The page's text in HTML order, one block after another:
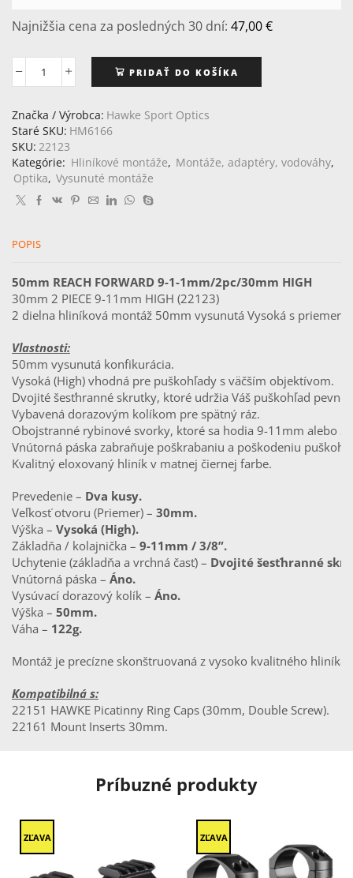
Najnižšia cena za posledných 30 dní: 47,00€
množstvo
50mm
Reach
Forward
9-
11mm
/2pc/
30mm
PRIDAŤ DO KOŠÍKA
Značka / Výrobca: Hawke Sport Optics
Staré SKU: HM6166
SKU: 22123
Kategórie: Hliníkové montáže, Montáže, adaptéry, vodováhy,
Optika, Vysunuté montáže
POPIS
50mm REACH FORWARD 9-1-1mm/2pc/30mm HIGH
30mm 2 PIECE 9-11mm HIGH (22123)
2 dielna hliníková montáž 50mm vysunutá Vysoká s
Vlastnosti:
50mm vysunutá konfikurácia.
Vysoká (High) vhodná pre puškohľady s väčším objektívom.
Dvojité šesťhranné skrutky, ktoré udržia Váš puškohľad pevne
Vybavená dorazovým kolíkom pre spätný ráz.
Obojstranné rybinové svorky, ktoré sa hodia 9-11mm alebo 3/
Vnútorná páska zabraňuje poškrabaniu a poškodeniu
Kvalitný eloxovaný hliník v matnej čiernej farbe.
Prevedenie – Dva kusy.
Veľkosť otvoru (Priemer) – 30mm.
Výška – Vysoká (High).
Základňa / kolajnička – 9-11mm / 3/8”.
Uchytenie (základňa a vrchná časť) – Dvojité šesťhranné
Vnútorná páska – Áno.
Vysúvací dorazový kolík – Áno.
Výška – 50mm.
Váha – 122g.
Montáž je precízne skonštruovaná z vysoko kvalitného
Kompatibilná s:
22151 HAWKE Picatinny Ring Caps (30mm, Double Screw).
22161 Mount Inserts 30mm.
Príbuzné produkty
ZĽAVA ZĽAVA